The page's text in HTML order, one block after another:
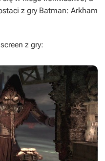
z gry Batman: Arkham
z gry: